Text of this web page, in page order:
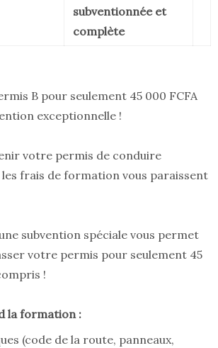
subventionnée et
complète
B pour seulement 45 000 FCFA
exceptionnelle !
votre permis de conduire
frais de formation vous paraissent
subvention spéciale vous permet
votre permis pour seulement 45
!
la formation :
(code de la route, panneaux,